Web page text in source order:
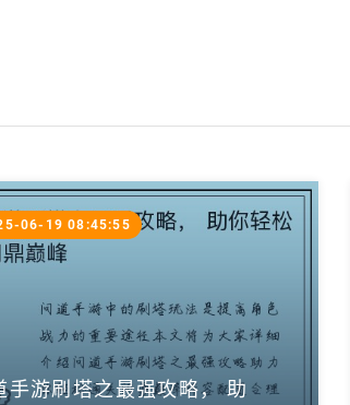
手游刷塔之最强攻略， 助
06-19 08:45:55